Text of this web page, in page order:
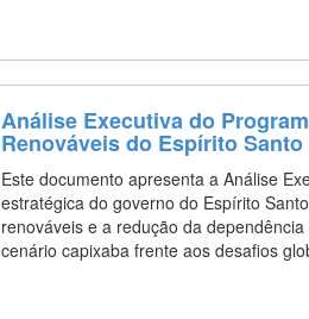
Análise Executiva do
Renováveis do Espírito Santo
Este documento apresenta a Análise
estratégica do governo do Espírito
renováveis e a redução da
cenário capixaba frente aos desafios